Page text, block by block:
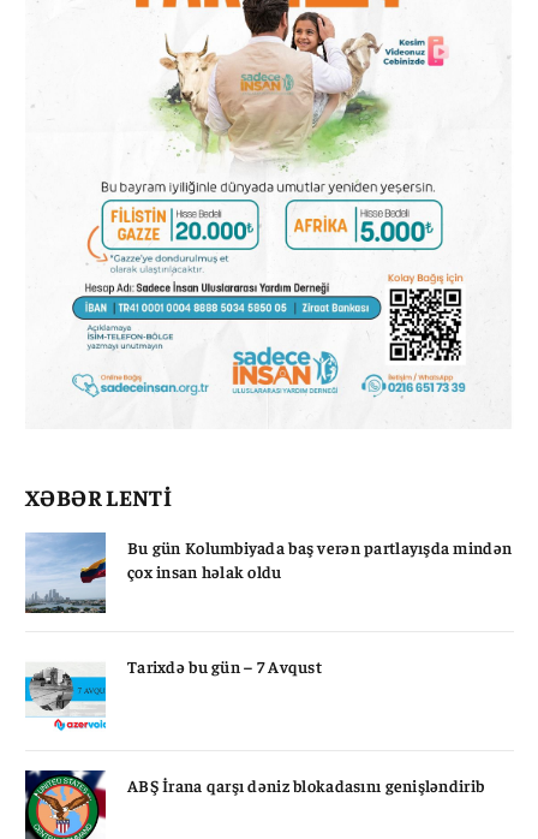
XƏBƏR LENTİ
Bu gün Kolumbiyada baş verən partlayışda mindən
çox insan həlak oldu
Tarixdə bu gün – 7 Avqust
ABŞ İrana qarşı dəniz blokadasını genişləndirib